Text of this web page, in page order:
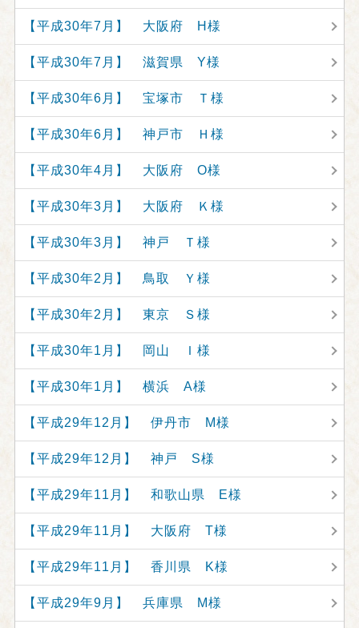
【平成30年7月】 大阪府 H様
【平成30年7月】 滋賀県 Y様
【平成30年6月】 宝塚市 Ｔ様
【平成30年6月】 神戸市 Ｈ様
【平成30年4月】 大阪府 O様
【平成30年3月】 大阪府 Ｋ様
【平成30年3月】 神戸 Ｔ様
【平成30年2月】 鳥取 Ｙ様
【平成30年2月】 東京 Ｓ様
【平成30年1月】 岡山 Ｉ様
【平成30年1月】 横浜 A様
【平成29年12月】 伊丹市 M様
【平成29年12月】 神戸 S様
【平成29年11月】 和歌山県 E様
【平成29年11月】 大阪府 T様
【平成29年11月】 香川県 K様
【平成29年9月】 兵庫県 M様